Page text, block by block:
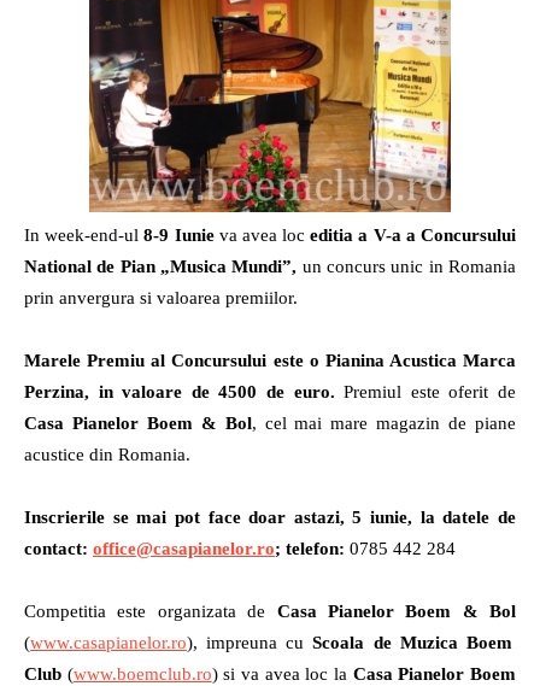
radio
In week-end-ul 8-9 Iunie va avea loc editia a V-a a Concursului
National de Pian „Musica Mundi”, un concurs unic in Romania
prin anvergura si valoarea premiilor.
Marele Premiu al Concursului este o Pianina Acustica Marca
Perzina, in valoare de 4500 de euro.Premiul este oferit de
Casa Pianelor Boem & Bol, cel mai mare magazin de piane
acustice din Romania.
Inscrierile se mai pot face doar astazi, 5 iunie, la datele de
contact: office@casapianelor.ro; telefon: 0785 442 284
Competitia este organizata de Casa Pianelor Boem & Bol
(www.casapianelor.ro), impreuna cuScoala de Muzica Boem
Club (www.boemclub.ro) si va avea loc la Casa Pianelor Boem